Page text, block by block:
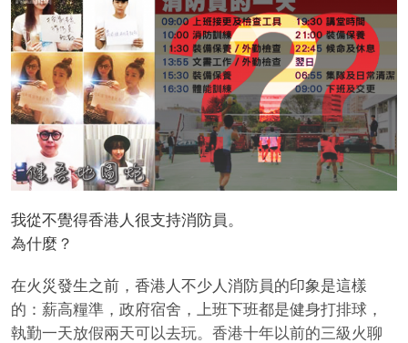
我從不覺得香港人很支持消防員。
為什麼？
在火災發生之前，香港人不少人消防員的印象是這樣
的：薪高糧準，政府宿舍，上班下班都是健身打排球，
執勤一天放假兩天可以去玩。香港十年以前的三級火聊